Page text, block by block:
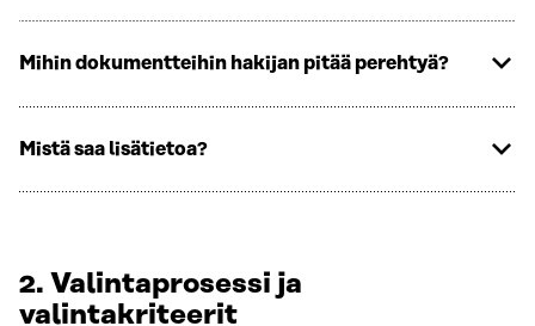
Mihin dokumentteihin hakijan pitää perehtyä?
Mistä saa lisätietoa?
2. Valintaprosessi ja
valintakriteerit